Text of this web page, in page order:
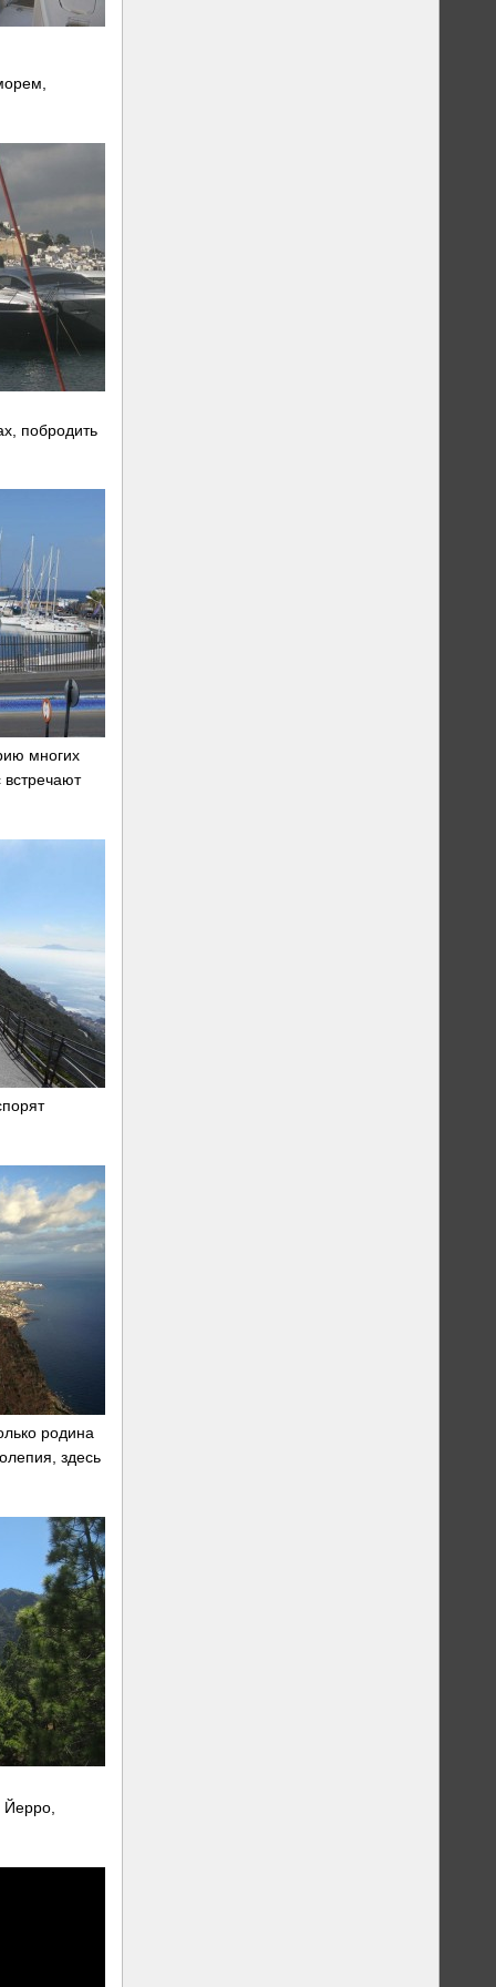
побродить
многих
родина
здесь